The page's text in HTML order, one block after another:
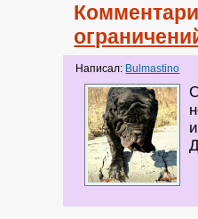
Написал: Bulmastino